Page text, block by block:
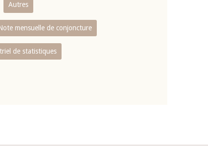
Autres
mensuelle de conjoncture
de statistiques